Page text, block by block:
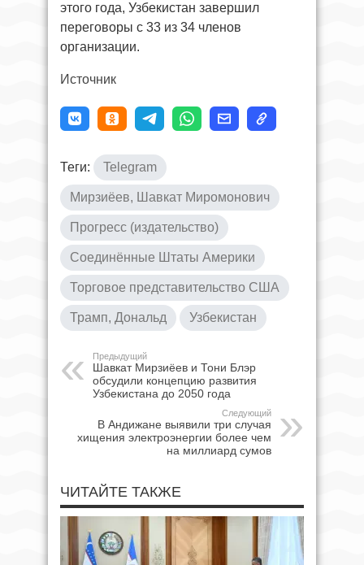
этого года, Узбекистан завершил
переговоры с 33 из 34 членов
организации.
Источник
Теги: Telegram
Мирзиёев, Шавкат Миромонович
Прогресс (издательство)
Соединённые Штаты Америки
Торговое представительство США
Трамп, Дональд Узбекистан
Предыдущий
Шавкат Мирзиёев и Тони Блэр
обсудили концепцию развития
Узбекистана до 2050 года
Следующий
В Андижане выявили три случая
хищения электроэнергии более чем
на миллиард сумов
ЧИТАЙТЕ ТАКЖЕ